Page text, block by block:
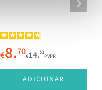
€8.70€14.53
PVPR
ADICIONAR